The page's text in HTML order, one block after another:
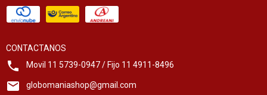
CONTACTANOS
Movil 11 5739-0947 / Fijo 11 4911-8496
globomaniashop@gmail.com